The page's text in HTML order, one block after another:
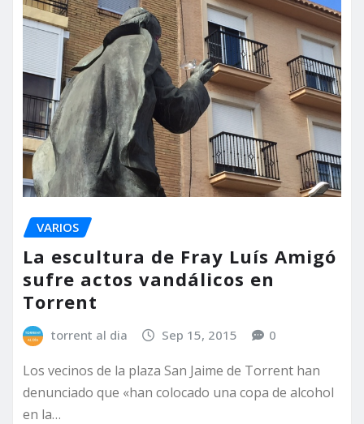
VARIOS
La escultura de Fray Luís Amigó
sufre actos vandálicos en
Torrent
torrent al dia Sep 15, 2015 0
Los vecinos de la plaza San Jaime de Torrent han
denunciado que «han colocado una copa de alcohol
en la…